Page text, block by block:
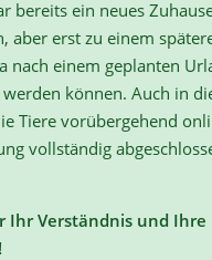
bereits ein neues
aber erst zu einem
nach einem geplanten
können. Auch in
Tiere vorübergehend
vollständig
Ihr Verständnis und Ihre